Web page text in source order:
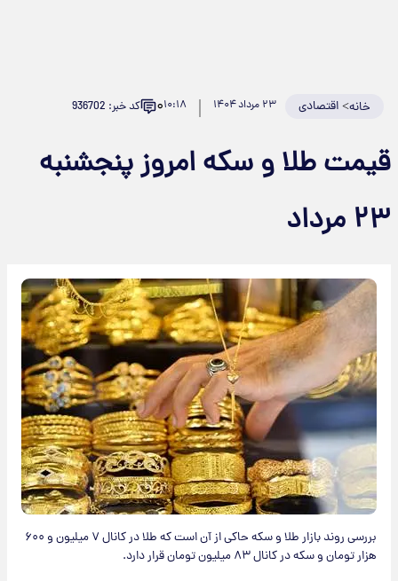
خانه>اقتصادی ۲۳ مرداد ۱۴۰۴ ۱۰:۱۸۰ کد خبر: 936702
قیمت طلا و سکه امروز پنجشنبه
۲۳ مرداد
بررسی روند بازار طلا و سکه حاکی از آن است که طلا در کانال ۷ میلیون و ۶۰۰
هزار تومان و سکه در کانال ۸۳ میلیون تومان قرار دارد.